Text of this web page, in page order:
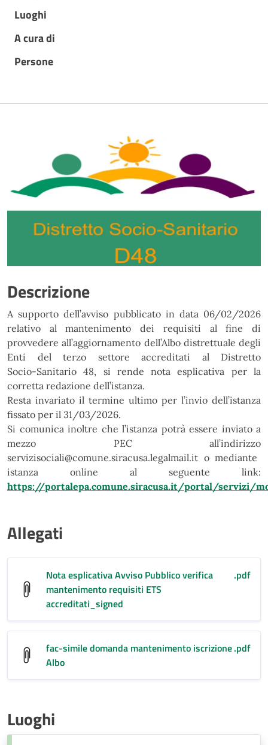
Luoghi
A cura di
Persone
Descrizione
A supporto dell’avviso pubblicato in data 06/02/2026
relativo almantenimento dei requisiti
al fine di
provvedere all’aggiornamento dell’Albo distrettuale degli
Enti del terzo settore accreditati al Distretto
Socio-Sanitario 48, si rende nota
esplicativa per la
corretta redazione dell’istanza.
Resta invariato il termine ultimo per l’invio dell’istanza
fissato per il 31/03/2026.
Si comunica inoltre che l’istanza potrà essere inviato a
mezzo
PEC all’indirizzo
servizisociali@comune.siracusa.legalmail.it o mediante
istanza online al seguente link:
https://portalepa.comune.siracusa.it/portal/servizi/
Allegati
Nota esplicativa Avviso Pubblico verifica
mantenimento requisiti ETS
accreditati_signed
.pdf
fac-simile domanda mantenimento iscrizione
Albo
.pdf
Luoghi